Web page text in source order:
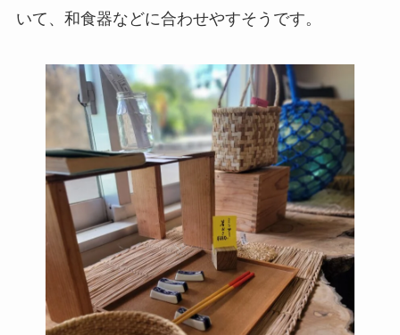
いて、和食器などに合わせやすそうです。